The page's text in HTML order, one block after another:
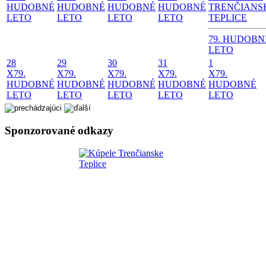
HUDOBNÉ
LETO
HUDOBNÉ
LETO
HUDOBNÉ
LETO
HUDOBNÉ
LETO
TEPLICE
79.
LETO
28
X79.
HUDOBNÉ
LETO
29
X79.
HUDOBNÉ
LETO
30
X79.
HUDOBNÉ
LETO
31
X79.
HUDOBNÉ
LETO
1
X79.
HUDOBNÉ
LETO
Sponzorované odkazy